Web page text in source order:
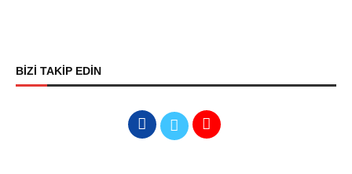
BİZİ TAKİP EDİN